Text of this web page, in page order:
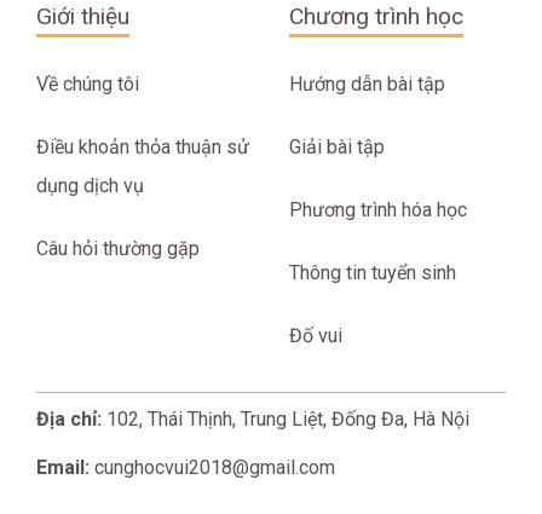
Giới thiệu
Về chúng tôi
Điều khoản thỏa thuận sử
dụng dịch vụ
Câu hỏi thường gặp
Chương trình học
Hướng dẫn bài tập
Giải bài tập
Phương trình hóa học
Thông tin tuyển sinh
Đố vui
Địa chỉ: 102, Thái Thịnh, Trung Liệt, Đống Đa, Hà Nội
Email: cunghocvui2018@gmail.com